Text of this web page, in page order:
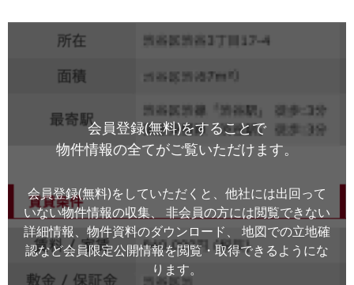
会員登録(無料)をすることで
物件情報の全てがご覧いただけます。
会員登録(無料)をしていただくと、他社には出回って
いない物件情報の収集、
非会員の方には閲覧できない
詳細情報、物件資料のダウンロード、
地図での立地確
認など会員限定公開情報を閲覧・取得できるようにな
ります。